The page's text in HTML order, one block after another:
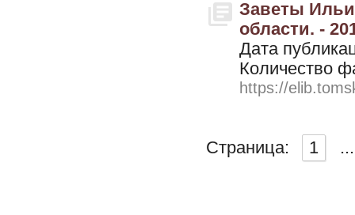
Заветы
области. -
Дата
Количество
https://
Страница: 1 ...